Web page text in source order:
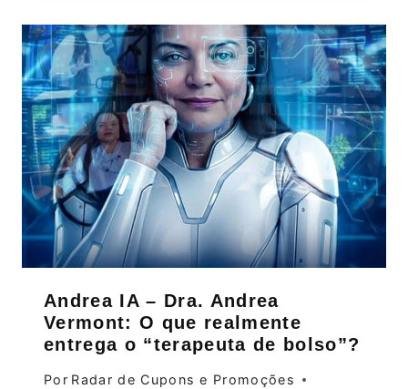
Andrea IA – Dra. Andrea
Vermont: O que realmente
entrega o “terapeuta de bolso”?
Por Radar de Cupons e Promoções